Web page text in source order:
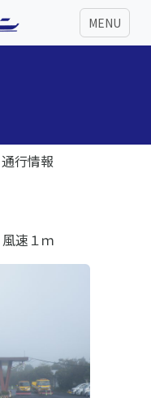
MENU
通行情報
速１ｍ